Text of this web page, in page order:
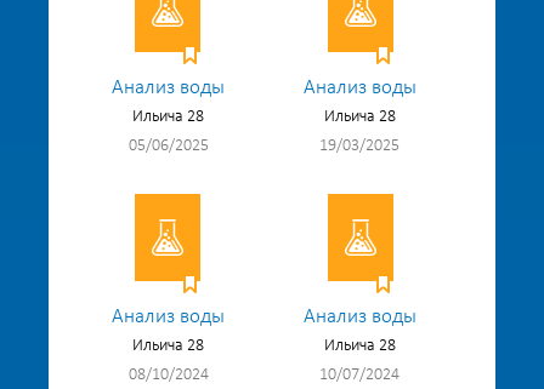
Анализ воды
Ильича 28
05/06/2025
Анализ воды
Ильича 28
19/03/2025
Анализ воды
Ильича 28
08/10/2024
Анализ воды
Ильича 28
10/07/2024